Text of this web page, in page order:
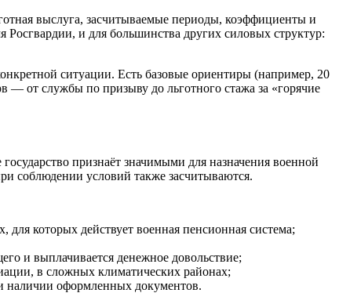
выслуга, засчитываемые периоды, коэффициенты и
и для большинства других силовых структур:
ситуации. Есть базовые ориентиры (например, 20
— от службы по призыву до льготного стажа за «горячие
признаёт значимыми для назначения военной
соблюдении условий также засчитываются.
которых действует военная пенсионная система;
и выплачивается денежное довольствие;
в сложных климатических районах;
наличии оформленных документов.